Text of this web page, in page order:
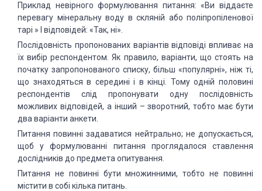
Приклад невірного формулювання питання: «Ви віддаєте
перевагу мінеральну воду в скляній або поліпропіленової
тарі » І відповідей: «Так, ні».
Послідовність пропонованих варіантів відповіді впливає на
їх вибір респондентом. Як правило, варіанти, що стоять на
початку запропонованого списку, більш «популярні», ніж ті,
що знаходяться в середині і в кінці. Тому одній половині
респондентів слід пропонувати одну послідовність
можливих відповідей, а інший – зворотний, тобто має бути
два варіанти анкети.
Питання повинні задаватися нейтрально; не допускається,
щоб у формулюванні питання проглядалося ставлення
дослідників до предмета опитування.
Питання не повинні бути множинними, тобто не повинні
містити в собі кілька питань.